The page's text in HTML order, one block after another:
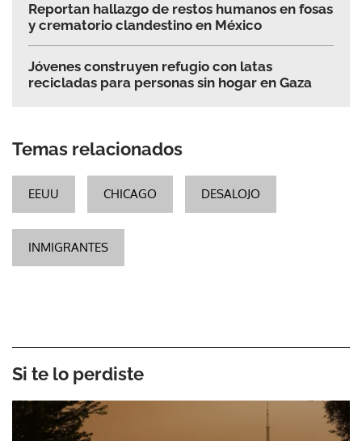
Reportan hallazgo de restos humanos en fosas
y crematorio clandestino en México
Jóvenes construyen refugio con latas
recicladas para personas sin hogar en Gaza
Temas relacionados
EEUU CHICAGO DESALOJO
INMIGRANTES
Si te lo perdiste